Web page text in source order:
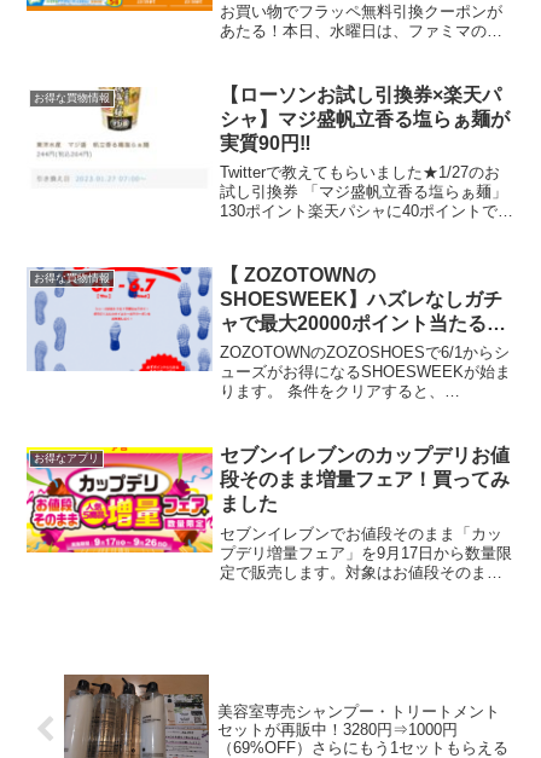
お買い物でフラッペ無料引換クーポンが
あたる！本日、水曜日は、ファミマのア
を連携し、ポイント進呈対象商品を200円
（税込）以上お買...
お得な買物情報
【ローソンお試し引換券×楽天パ
シャ】マジ盛帆立香る塩らぁ麺が
実質90円‼
Twitterで教えてもらいました★1/27のお
試し引換券 「マジ盛帆立香る塩らぁ麺」
130ポイント楽天パシャに40ポイントで出
なります。楽天Pashaではアサヒ...
お得な買物情報
【 ZOZOTOWNの
SHOESWEEK】ハズレなしガチ
ャで最大20000ポイント当たるか
も
ZOZOTOWNのZOZOSHOESで6/1からシ
ューズがお得になるSHOESWEEKが始ま
ります。 条件をクリアすると、
ーンに参加できます。（1）ZOZ...
お得なアプリ
セブンイレブンのカップデリお値
段そのまま増量フェア！買ってみ
ました
セブンイレブンでお値段そのまま「カッ
プデリ増量フェア」を9月17日から数量限
定で販売します。対象はお値段そのまま
美容室専売シャンプー・トリートメント
セットが再販中！3280円⇒1000円
（69%OFF）さらにもう1セットもらえる